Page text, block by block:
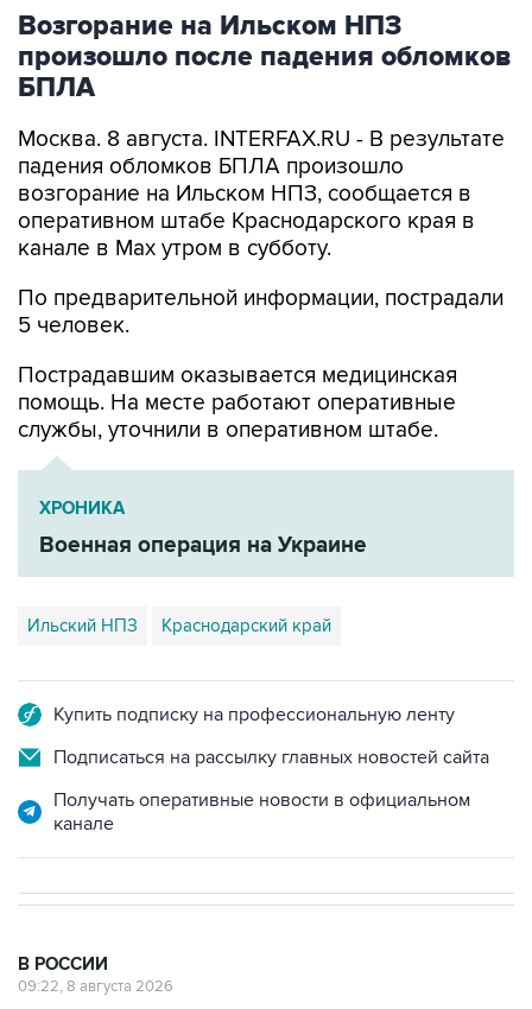
Возгорание на Ильском НПЗ
произошло после падения обломков
БПЛА
Москва. 8 августа. INTERFAX.RU - В результате
падения обломков БПЛА произошло
возгорание на Ильском НПЗ, сообщается в
оперативном штабе Краснодарского края в
канале в Max утром в субботу.
По предварительной информации, пострадали
5 человек.
Пострадавшим оказывается медицинская
помощь. На месте работают оперативные
службы, уточнили в оперативном штабе.
ХРОНИКА
Военная операция на Украине
Ильский НПЗ Краснодарский край
Купить подписку на профессиональную ленту
Подписаться на рассылку главных новостей сайта
Получать оперативные новости в официальном
канале
В РОССИИ
09:22, 8 августа 2026